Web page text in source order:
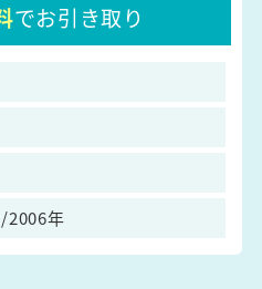
でお引き取り
2006年